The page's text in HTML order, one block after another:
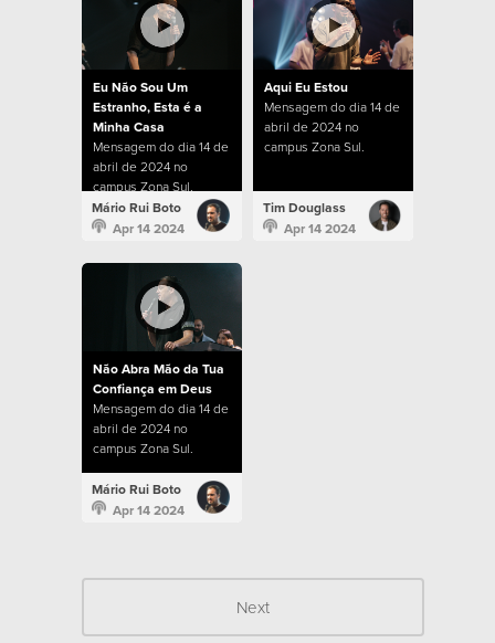
Eu Não Sou Um
Estranho, Esta é a
Minha Casa
Mensagem do dia 14 de
abril de 2024 no
campus Zona Sul.
Mário Rui Boto
Apr 14 2024
Aqui Eu Estou
Mensagem do dia 14 de
abril de 2024 no
campus Zona Sul.
Tim Douglass
Apr 14 2024
Não Abra Mão da Tua
Confiança em Deus
Mensagem do dia 14 de
abril de 2024 no
campus Zona Sul.
Mário Rui Boto
Apr 14 2024
Next